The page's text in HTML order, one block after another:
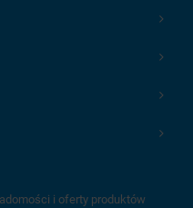
i oferty produktów